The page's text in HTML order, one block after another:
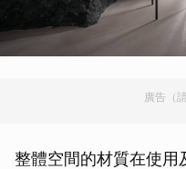
廣告（
整體空間的材質在使用